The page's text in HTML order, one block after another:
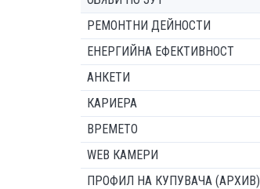
РЕМОНТНИ ДЕЙНОСТИ
ЕНЕРГИЙНА ЕФЕКТИВНОСТ
АНКЕТИ
КАРИЕРА
ВРЕМЕТО
WEB КАМЕРИ
ПРОФИЛ НА КУПУВАЧА (АРХИВ)